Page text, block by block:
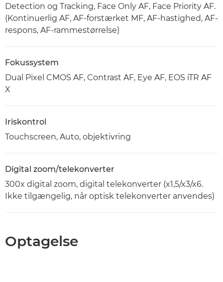
Detection og Tracking, Face Only AF, Face Priority AF.
(Kontinuerlig AF, AF-forstærket MF, AF-hastighed, AF-
respons, AF-rammestørrelse)
Fokussystem
Dual Pixel CMOS AF, Contrast AF, Eye AF, EOS iTR AF
X
Iriskontrol
Touchscreen, Auto, objektivring
Digital zoom/telekonverter
300x digital zoom, digital telekonverter (x1,5/x3/x6.
Ikke tilgængelig, når optisk telekonverter anvendes)
Optagelse